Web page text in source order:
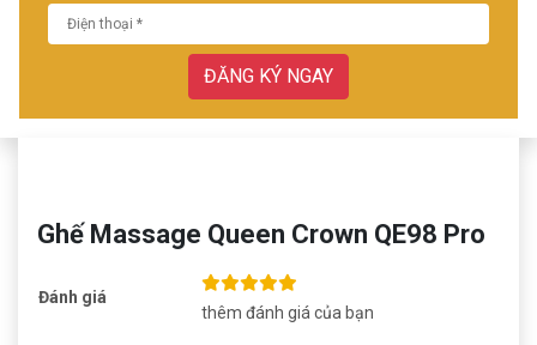
ĐĂNG KÝ NGAY
Ghế Massage Queen Crown QE98 Pro
Đánh giá
thêm đánh giá của bạn